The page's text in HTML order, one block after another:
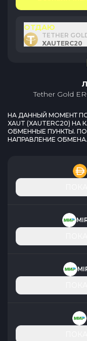
ОТДАЮ
TETHER
XAUTERC20
Tether Gold
НА ДАННЫЙ МОМЕНТ
XAUT (XAUTERC20) НА
ОБМЕННЫЕ ПУНКТЫ.
НАПРАВЛЕНИЕ